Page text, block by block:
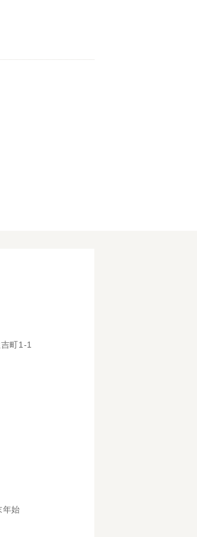
町1-1
年始